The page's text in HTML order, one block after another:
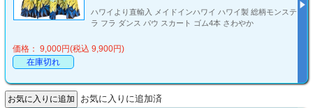
ハワイより直輸入 メイドインハワイ ハワイ製 総柄モンステ
ラ フラ ダンス パウ スカート ゴム4本 さわやか
価格： 9,000円(税込 9,900円)
在庫切れ
お気に入りに追加済